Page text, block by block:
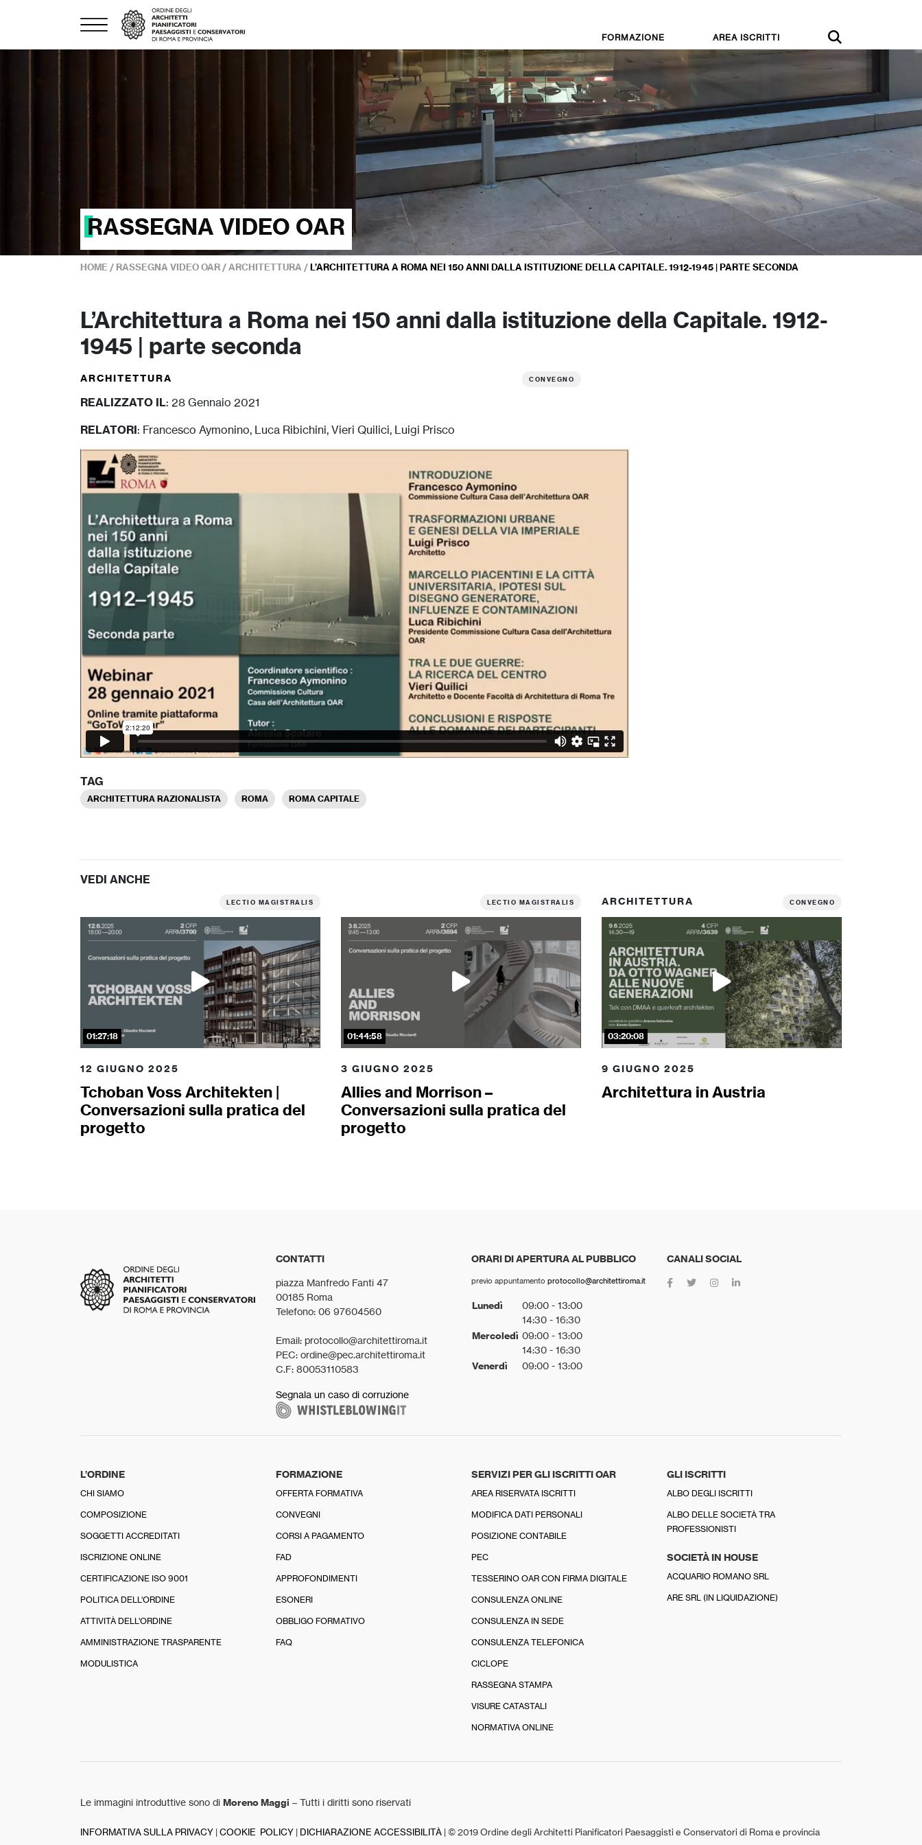
FORMAZIONE AREA ISCRITTI
RASSEGNA VIDEO OAR
HOME / RASSEGNA VIDEO OAR /ARCHITETTURA /L’ARCHITETTURA A ROMA NEI 150 ANNI DALLA ISTITUZIONE DELLA CAPITALE. 1912-1945 | PARTE SECONDA
L’Architettura a Roma nei 150 anni dalla istituzione della Capitale. 1912-
1945 | parte seconda
ARCHITETTURA CONVEGNO
REALIZZATO IL: 28 Gennaio 2021
RELATORI: Francesco Aymonino, Luca Ribichini, Vieri Quilici, Luigi Prisco
TAG
ARCHITETTURA RAZIONALISTA ROMA ROMA CAPITALE
VEDI ANCHE
LECTIO MAGISTRALIS
01:27:18
12 GIUGNO 2025
Tchoban Voss Architekten |
Conversazioni sulla pratica del
progetto
LECTIO MAGISTRALIS
01:44:58
3 GIUGNO 2025
Allies and Morrison –
Conversazioni sulla pratica del
progetto
ARCHITETTURA CONVEGNO
03:20:08
9 GIUGNO 2025
Architettura in Austria
CONTATTI
piazza Manfredo Fanti 47
00185 Roma
Telefono: 06 97604560
Email: protocollo@architettiroma.it
PEC: ordine@pec.architettiroma.it
C.F: 80053110583
Segnala un caso di corruzione
ORARI DI APERTURA AL PUBBLICO
previo appuntamento protocollo@architettiroma.it
Lunedì
09:00 - 13:00
14:30 - 16:30
Mercoledì 09:00 - 13:00
14:30 - 16:30
Venerdì 09:00 - 13:00
CANALI SOCIAL
L’ORDINE
CHI SIAMO
COMPOSIZIONE
SOGGETTI ACCREDITATI
ISCRIZIONE ONLINE
CERTIFICAZIONE ISO 9001
POLITICA DELL’ORDINE
ATTIVITÀ DELL’ORDINE
AMMINISTRAZIONE TRASPARENTE
MODULISTICA
FORMAZIONE
OFFERTA FORMATIVA
CONVEGNI
CORSI A PAGAMENTO
FAD
APPROFONDIMENTI
ESONERI
OBBLIGO FORMATIVO
FAQ
SERVIZI PER GLI ISCRITTI OAR
AREA RISERVATA ISCRITTI
MODIFICA DATI PERSONALI
POSIZIONE CONTABILE
PEC
TESSERINO OAR CON FIRMA DIGITALE
CONSULENZA ONLINE
CONSULENZA IN SEDE
CONSULENZA TELEFONICA
CICLOPE
RASSEGNA STAMPA
VISURE CATASTALI
NORMATIVA ONLINE
GLI ISCRITTI
ALBO DEGLI ISCRITTI
ALBO DELLE SOCIETÀ TRA
PROFESSIONISTI
SOCIETÀ IN HOUSE
ACQUARIO ROMANO SRL
ARE SRL (IN LIQUIDAZIONE)
Le immagini introduttive sono di Moreno Maggi – Tutti i diritti sono riservati
INFORMATIVA SULLA PRIVACY COOKIE POLICY DICHIARAZIONE ACCESSIBILITÀ | © 2019 Ordine degli Architetti Pianificatori Paesaggisti e Conservatori di Roma e provincia